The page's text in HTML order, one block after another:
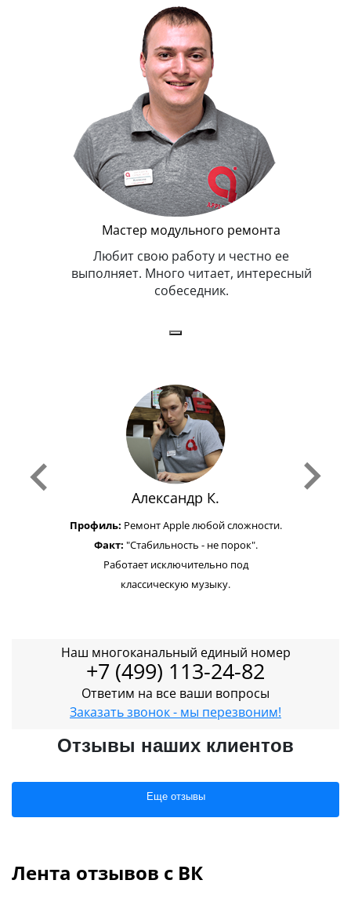
Мастер модульного ремонта
Любит свою работу и честно ее
выполняет. Много читает, интересный
собеседник.
Александр К.
Профиль: Ремонт Apple любой сложности.
Факт: "Стабильность - не порок".
Работает исключительно под
классическую музыку.
Наш многоканальный единый номер
+7 (499) 113-24-82
Ответим на все ваши вопросы
Заказать звонок - мы перезвоним!
Отзывы наших клиентов
Еще отзывы
Лента отзывов с ВК